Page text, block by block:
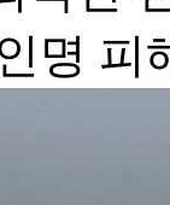
명 피